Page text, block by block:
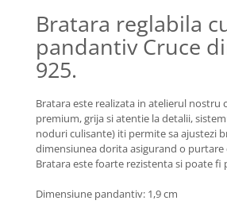
Coliere cu Stea
Coliere cu Soare
Coliere cu Semilună
Coliere cu Flori
Coliere cu Animale
Coliere cu Molecule
BRĂȚĂRI
Bratara reglabila
pandantiv Cruce
925.
Bratara este realizata in atelierul nostru
premium, grija si atentie la detalii,
noduri culisante) iti permite sa ajustezi
dimensiunea dorita asigurand o
Bratara este foarte rezistenta si poate fi
Dimensiune pandantiv: 1,9 cm